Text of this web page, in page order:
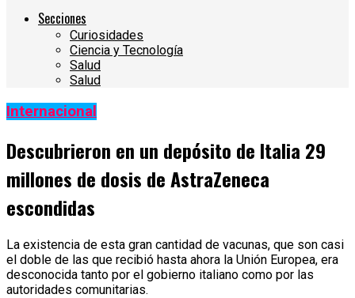
Secciones
Curiosidades
Ciencia y Tecnología
Salud
Salud
Internacional
Descubrieron en un depósito de Italia 29
millones de dosis de AstraZeneca
escondidas
La existencia de esta gran cantidad de vacunas, que son casi
el doble de las que recibió hasta ahora la Unión Europea, era
desconocida tanto por el gobierno italiano como por las
autoridades comunitarias.